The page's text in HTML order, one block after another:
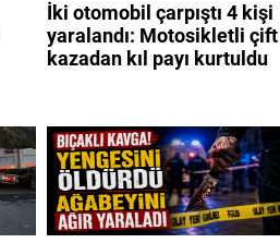
İki otomobil çarpıştı 4 kişi
yaralandı: Motosikletli çift
kazadan kıl payı kurtuldu